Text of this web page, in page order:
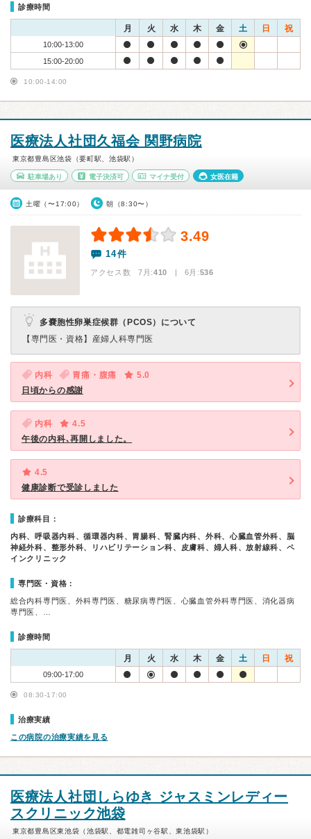
診療時間
月 火 水 木 金 土 日 祝
10:00-13:00
15:00-20:00
10:00-14:00
医療法人社団久福会 関野病院
東京都豊島区池袋（要町駅、池袋駅）
駐車場あり 電子決済可 マイナ受付 女医在籍
土曜（〜17:00） 朝（8:30〜）
3.49
14件
アクセス数 7月:410 | 6月:536
多嚢胞性卵巣症候群（PCOS）について
【専門医・資格】 産婦人科専門医
内科 胃痛・腹痛
5.0
日頃からの感謝
内科
4.5
午後の内科､再開しました。
4.5
健康診断で受診しました
診療科目：
内科、呼吸器内科、循環器内科、胃腸科、腎臓内科、外科、心臓血管外科、脳
神経外科、整形外科、リハビリテーション科、皮膚科、婦人科、放射線科、ペ
インクリニック
専門医・資格：
総合内科専門医、外科専門医、糖尿病専門医、心臓血管外科専門医、消化器病
専門医、…
診療時間
月 火 水 木 金 土 日 祝
09:00-17:00
08:30-17:00
治療実績
この病院の治療実績を見る
医療法人社団しらゆき ジャスミンレディー
スクリニック池袋
東京都豊島区東池袋（池袋駅、都電雑司ヶ谷駅、東池袋駅）